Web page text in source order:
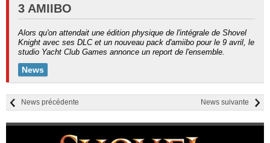
3 AMIIBO
Alors qu'on attendait une édition physique de l'intégrale de Shovel
Knight avec ses DLC et un nouveau pack d'amiibo pour le 9 avril, le
studio Yacht Club Games annonce un report de l'ensemble.
News
News suivante
News précédente